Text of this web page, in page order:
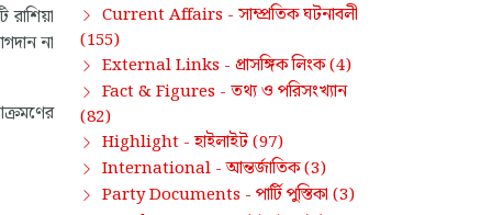
না
Current Affairs - সাম্প্রতিক ঘটনাবলী
(155)
External Links - প্রাসঙ্গিক লিংক(4)
Fact & Figures - তথ্য ও পরিসংখ্যান
(82)
Highlight -হাইলাইট(97)
International -আন্তর্জাতিক(3)
Party Documents - পার্টি পুস্তিকা (3)